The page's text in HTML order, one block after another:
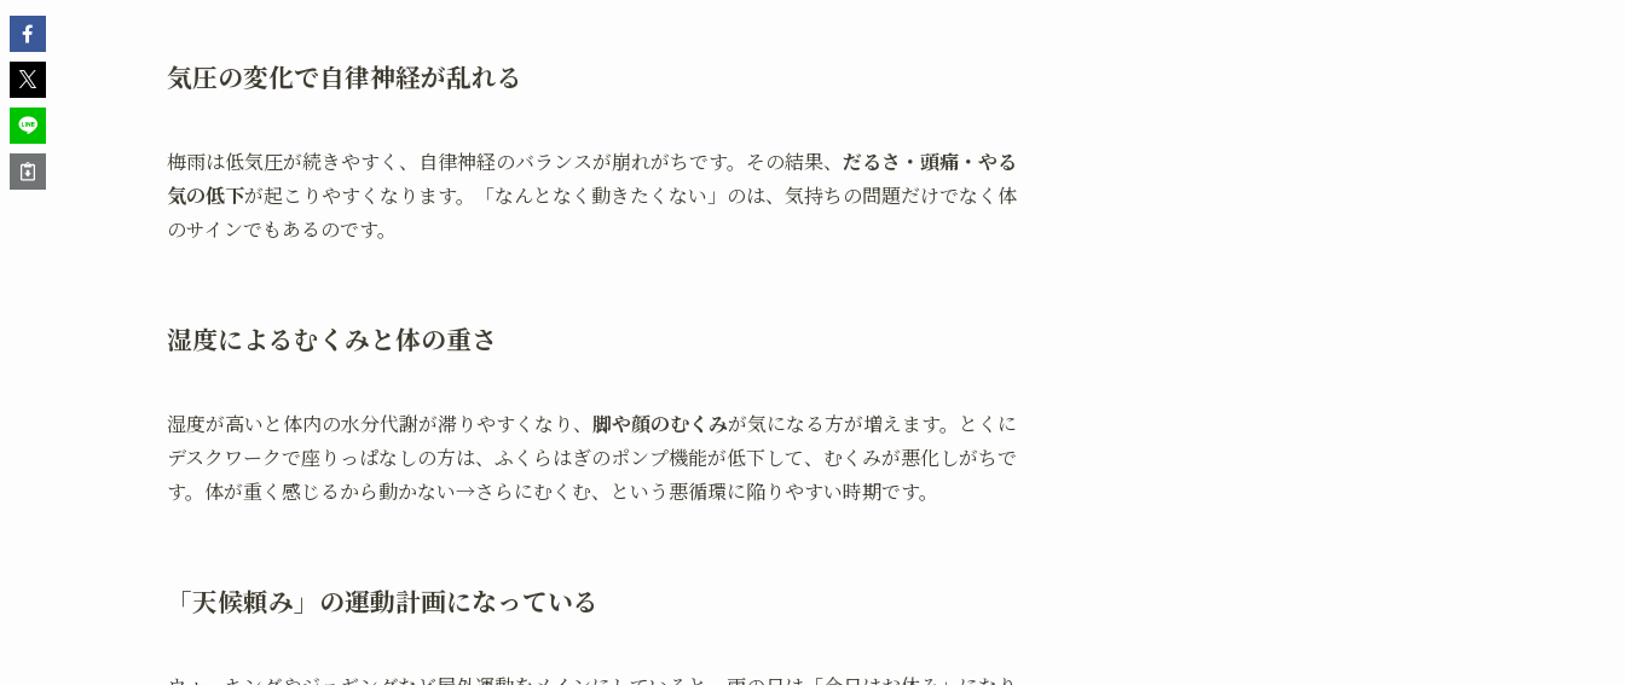
気圧の変化で自律神経が乱れる
梅雨は低気圧が続きやすく、自律神経のバランスが崩れがちです。その結果、 だるさ・頭痛・やる
気の低下が起こりやすくなります。「なんとなく動きたくない」のは、気持ちの問題だけでなく体
のサインでもあるのです。
湿度によるむくみと体の重さ
湿度が高いと体内の水分代謝が滞りやすくなり、 脚や顔のむくみが気になる方が増えます。とくに
デスクワークで座りっぱなしの方は、ふくらはぎのポンプ機能が低下して、むくみが悪化しがちで
す。体が重く感じるから動かない→さらにむくむ、という悪循環に陥りやすい時期です。
「天候頼み」の運動計画になっている